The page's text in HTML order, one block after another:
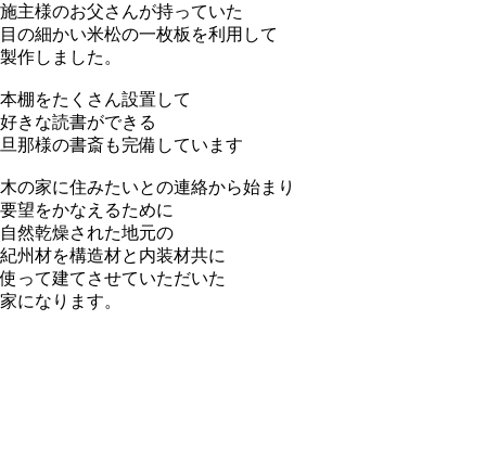
施主様のお父さんが持っていた
目の細かい米松の一枚板を利用して
製作しました。
本棚をたくさん設置して
好きな読書ができる
旦那様の書斎も完備しています
木の家に住みたいとの連絡から始まり
要望をかなえるために
自然乾燥された地元の
紀州材を構造材と内装材共に
使って建てさせていただいた
家になります。